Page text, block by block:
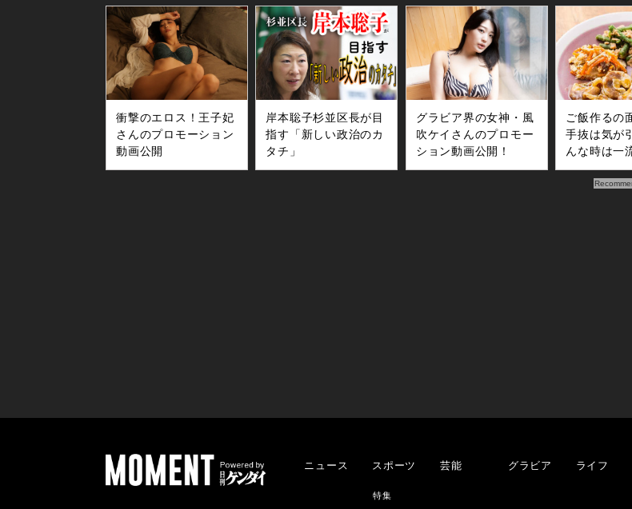
衝撃のエロス！王子妃
さんのプロモーション
動画公開
岸本聡子杉並区長が目
指す「新しい政治のカ
タチ」
グラビア界の女神・風
吹ケイさんのプロモー
ション動画公開！
ご飯作るの
手抜は気が
んな時は一
宅配おかず
ニュース スポーツ
特集
芸能 グラビア ライフ